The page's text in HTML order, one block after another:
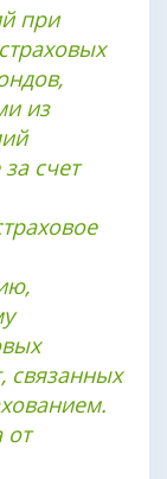
при
из
счет
связанных
от